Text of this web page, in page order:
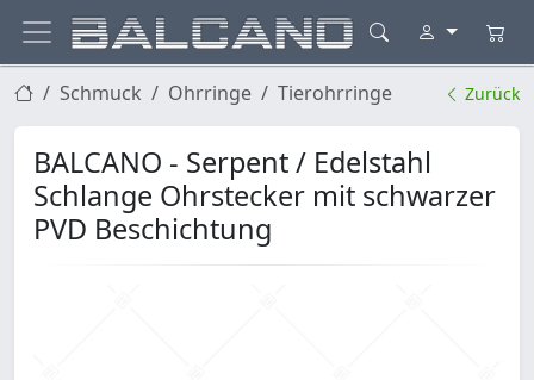
Schmuck Ohrringe Tierohrringe Zurück
BALCANO - Serpent / Edelstahl
Schlange Ohrstecker mit schwarzer
PVD Beschichtung